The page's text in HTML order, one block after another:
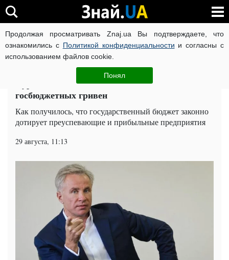
Продолжая просматривать Znaj.ua Вы подтверждаете, что
ознакомились с Политикой конфиденциальности и согласны с
использованием файлов cookie.
Понял
ВОЙНА РОССИИ ПРОТИВ УКРАИНЫ КОРОНАВИРУС В
Эксклюзив ЧИТАТИ УКРАЇНСЬКОЮ
Курочки Косюка выклевали 809 миллионов
госбюджетных гривен
Как получилось, что государственный бюджет законно
дотирует преуспевающие и прибыльные предприятия
29 августа, 11:13